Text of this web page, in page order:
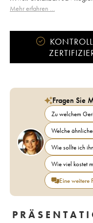
Mehr erfahren …
Fragen Sie
Zu welchem
Welche
Wie sollte ich
Wie viel kostet
Eine weitere